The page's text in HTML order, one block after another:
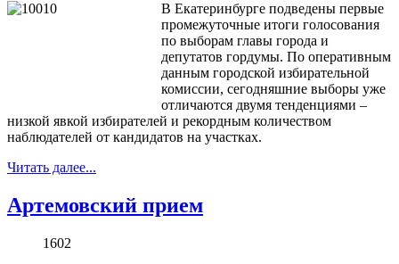
В Екатеринбурге подведены первые
промежуточные итоги голосования
по выборам главы города и
депутатов гордумы. По оперативным
данным городской избирательной
комиссии, сегодняшние выборы уже
отличаются двумя тенденциями –
низкой явкой избирателей и рекордным количеством
наблюдателей от кандидатов на участках.
Читать далее...
Артемовский прием
1602